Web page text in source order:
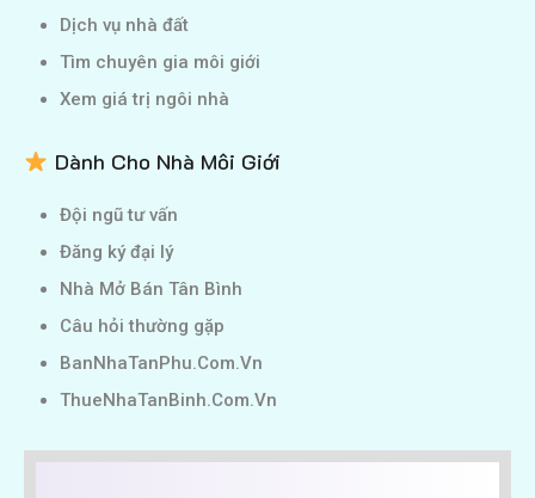
Dịch vụ nhà đất
Tìm chuyên gia môi giới
Xem giá trị ngôi nhà
Dành Cho Nhà Môi Giới
Đội ngũ tư vấn
Đăng ký đại lý
Nhà Mở Bán Tân Bình
Câu hỏi thường gặp
BanNhaTanPhu.Com.Vn
ThueNhaTanBinh.Com.Vn